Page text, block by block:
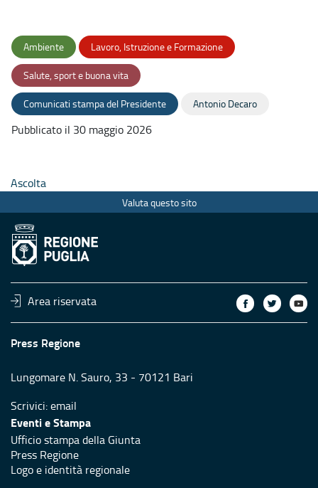
Ambiente Lavoro, Istruzione e Formazione
Salute, sport e buona vita
Comunicati stampa del Presidente Antonio Decaro
Pubblicato il 30 maggio 2026
Ascolta
Valuta questo sito
Area riservata
Press Regione
Lungomare N. Sauro, 33 - 70121 Bari
Scrivici:email
Eventi e Stampa
Ufficio stampa della Giunta
Press Regione
Logo e identità regionale